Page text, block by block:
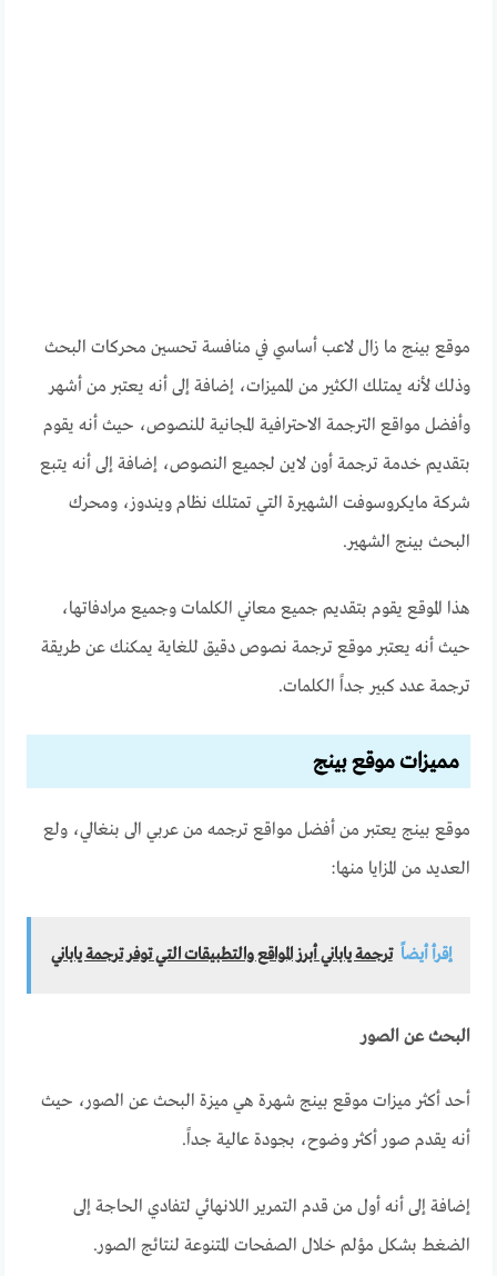
موقع بينج ما زال لاعب أساسي في منافسة تحسين محركات البحث
وذلك لأنه يمتلك الكثير من المميزات، إضافة إلى أنه يعتبر من أشهر
وأفضل مواقع الترجمة الاحترافية المجانية للنصوص، حيث أنه يقوم
بتقديم خدمة ترجمة أون لاين لجميع النصوص، إضافة إلى أنه يتبع
شركة مايكروسوفت الشهيرة التي تمتلك نظام ويندوز، ومحرك
البحث بينج الشهير.
هذا الموقع يقوم بتقديم جميع معاني الكلمات وجميع مرادفاتها،
حيث أنه يعتبر موقع ترجمة نصوص دقيق للغاية يمكنك عن طريقة
ترجمة عدد كبير جداً الكلمات.
مميزات موقع بينج
موقع بينج يعتبر من أفضل مواقع ترجمه من عربي الى بنغالي، ولع
العديد من المزايا منها:
إقرأ أيضاً ترجمة ياباني أبرز المواقع والتطبيقات التي توفر ترجمة ياباني
البحث عن الصور
أحد أكثر ميزات موقع بينج شهرة هي ميزة البحث عن الصور، حيث
أنه يقدم صور أكثر وضوح، بجودة عالية جداً.
إضافة إلى أنه أول من قدم التمرير اللانهائي لتفادي الحاجة إلى
الضغط بشكل مؤلم خلال الصفحات المتنوعة لنتائج الصور.